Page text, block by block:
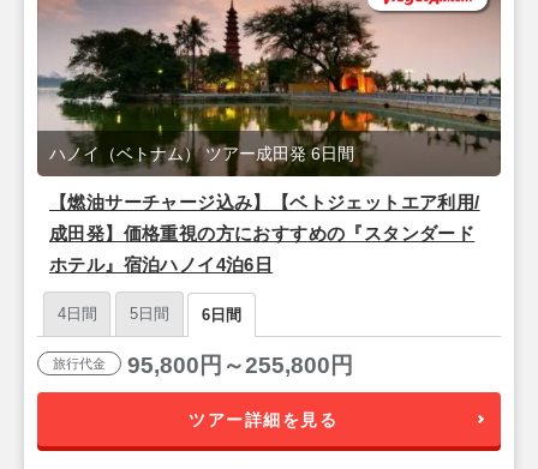
【燃油サーチャージ込み】【ベトジェットエア利用/
成田発】価格重視の方におすすめの『スタンダード
ホテル』宿泊ハノイ4泊6日
ハノイ（ベトナム） ツアー成田発 6日間
4日間 5日間 6日間
旅行代金 95,800円～255,800円
ツアー詳細を見る